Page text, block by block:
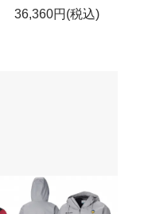
36,360円(税込)